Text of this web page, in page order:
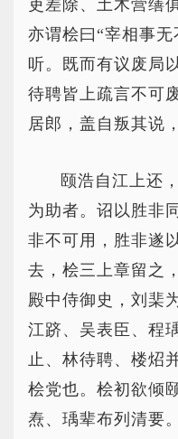
吏差除、土木营缮
亦谓桧曰“宰相事
听。既而有议废局
待聘皆上疏言不可
居郎，盖自叛其说
颐浩自江上还
为助者。诏以胜非
非不可用，胜非遂
去，桧三上章留之
殿中侍御史，刘棐
江跻、吴表臣、程
止、林待聘、楼炤
桧党也。桧初欲倾
焘、瑀辈布列清要